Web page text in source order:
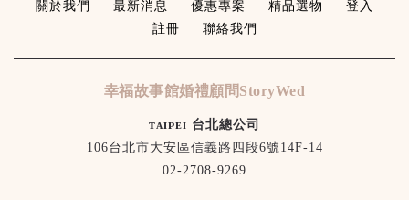
關於我們 最新消息 優惠專案 精品選物
登入
註冊
聯絡我們
幸福故事館婚禮顧問StoryWed
ᴛᴀɪᴘᴇɪ 台北總公司
106台北市大安區信義路四段6號14F-14
02-2708-9269